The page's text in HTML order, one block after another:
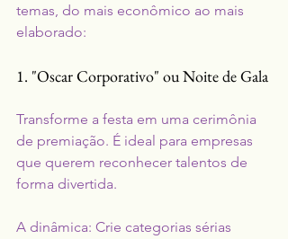
temas, do mais econômico ao mais
elaborado:
1. "Oscar Corporativo" ou Noite de Gala
Transforme a festa em uma cerimônia
de premiação. É ideal para empresas
que querem reconhecer talentos de
forma divertida.
A dinâmica: Crie categorias sérias